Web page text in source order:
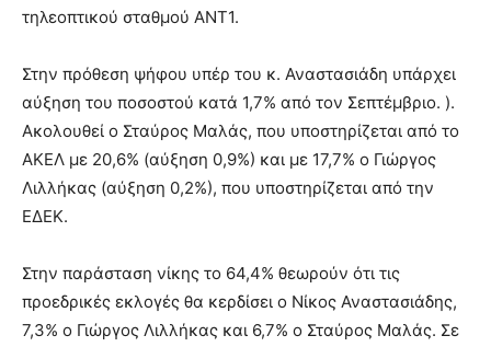
τηλεοπτικού σταθμού ΑΝΤ1.
Στην πρόθεση ψήφου υπέρ του κ. Αναστασιάδη υπάρχει
αύξηση του ποσοστού κατά 1,7% από τον Σεπτέμβριο. ).
Ακολουθεί ο Σταύρος Μαλάς, που υποστηρίζεται από το
ΑΚΕΛ με 20,6% (αύξηση 0,9%) και με 17,7% ο Γιώργος
Λιλλήκας (αύξηση 0,2%), που υποστηρίζεται από την
ΕΔΕΚ.
Στην παράσταση νίκης το 64,4% θεωρούν ότι τις
προεδρικές εκλογές θα κερδίσει ο Νίκος Αναστασιάδης,
7,3% ο Γιώργος Λιλλήκας και 6,7% ο Σταύρος Μαλάς. Σε